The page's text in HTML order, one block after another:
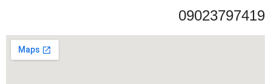
09023797419